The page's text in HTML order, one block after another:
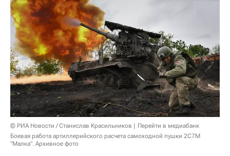
© РИА Новости / Станислав Красильников
Перейти в медиабанк
Боевая работа артиллерийского расчета самоходной пушки 2С7М
"Малка". Архивное фото